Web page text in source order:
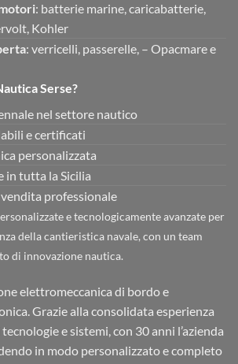
: batterie marine, caricabatterie,
Kohler
: verricelli, passerelle, – Opacmare e
Serse?
nel settore nautico
e certificati
personalizzata
in tutta la Sicilia
professionale
e tecnologicamente avanzate per
della cantieristica navale, con un team
di innovazione nautica.
elettromeccanica di bordo e
Grazie alla consolidata esperienza
e sistemi, con 30 anni l’azienda
in modo personalizzato e completo